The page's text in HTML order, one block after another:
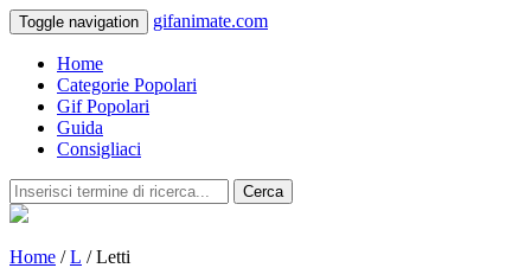
Toggle navigation gifanimate.com
Home
Categorie Popolari
Gif Popolari
Guida
Consigliaci
Cerca
Home /L / Letti